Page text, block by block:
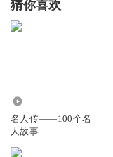
猜你喜欢
名人传——100个名
人故事